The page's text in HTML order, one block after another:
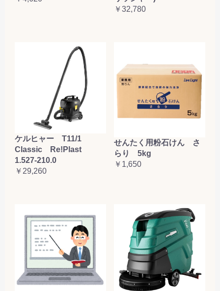
￥32,780
ケルヒャー T11/1
Classic Re!Plast
1.527-210.0
￥29,260
せんたく用粉石けん さ
らり 5kg
￥1,650